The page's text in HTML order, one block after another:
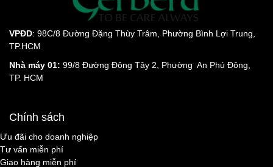
VPĐD: 98C/8 Đường Đặng Thùy Trâm, Phường Bình Lợi Trung,
TP.HCM
Nhà máy 01: 99/8 Đường Đông Tây 2, Phường An Phú Đông,
TP. HCM
Chính sách
Ưu đãi cho doanh nghiệp
Tư vấn miễn phí
Giao hàng miễn phí